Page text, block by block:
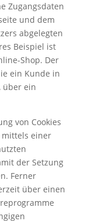
Zugangsdaten
und dem
abgelegten
Beispiel ist
Shop. Der
ein Kunde in
über ein
von Cookies
einer
der Setzung
Ferner
über einen